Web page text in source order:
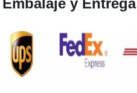
Embalaje y Entrega